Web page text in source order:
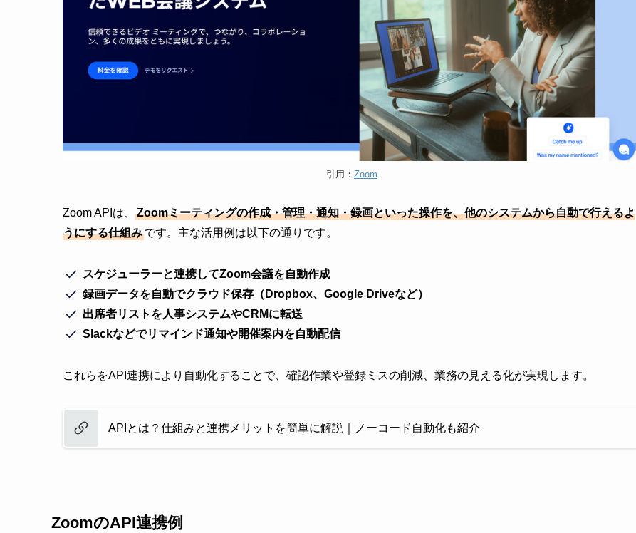
引用： Zoom
Zoom APIは、
Zoomミーティングの作成・管理・通知・録画といった操作を、他のシステムから自動で行えるよ
うにする仕組みです。主な活用例は以下の通りです。
スケジューラーと連携してZoom会議を自動作成
録画データを自動でクラウド保存（Dropbox、Google Driveなど）
出席者リストを人事システムやCRMに転送
Slackなどでリマインド通知や開催案内を自動配信
これらをAPI連携により自動化することで、確認作業や登録ミスの削減、業務の見える化が実現します。
APIとは？仕組みと連携メリットを簡単に解説｜ノーコード自動化も紹介
ZoomのAPI連携例